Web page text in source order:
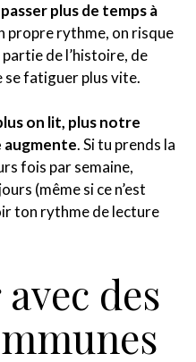
plus de temps à
propre rythme, on risque
partie de l’histoire, de
se fatiguer plus vite.
on lit, plus notre
. Si tu prends la
fois par semaine,
(même si ce n’est
ton rythme de lecture
des